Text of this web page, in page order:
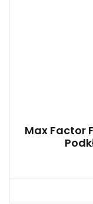
Max Factor